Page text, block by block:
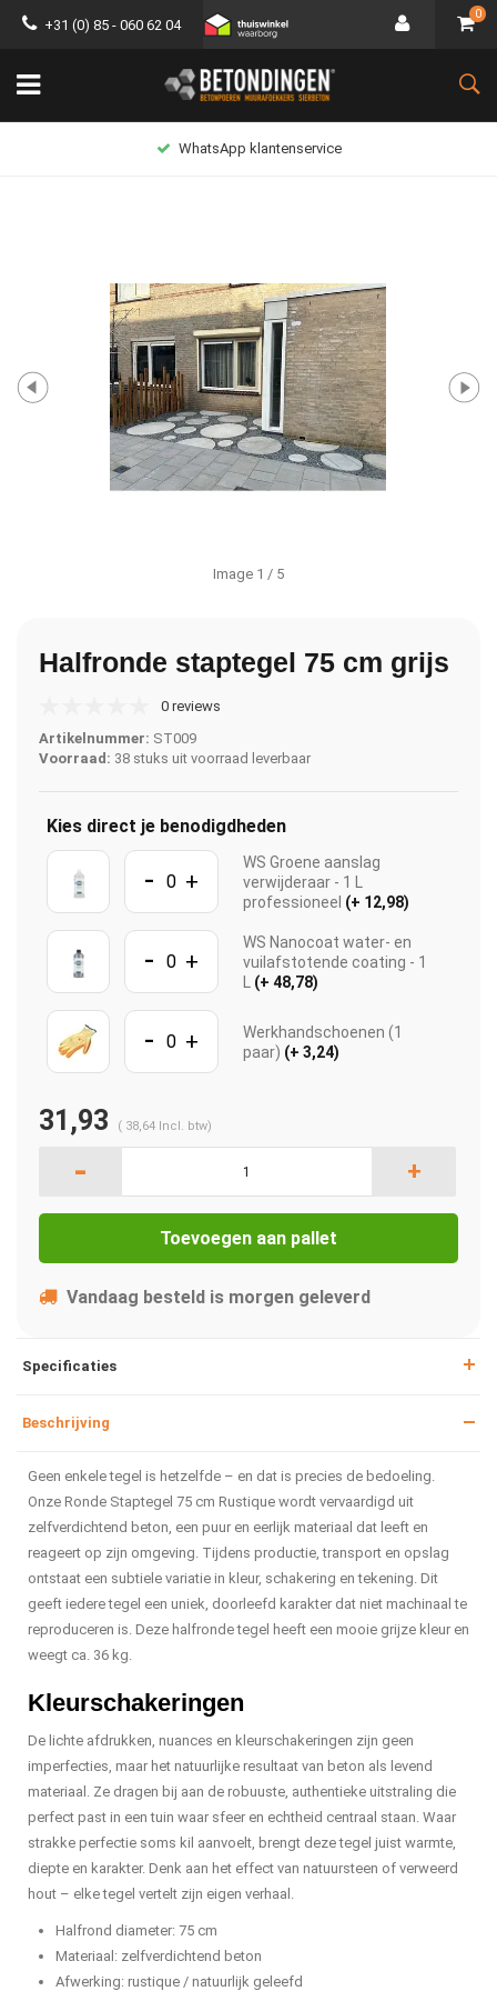
+31 (0) 85 - 060 62 04
0
WhatsApp klantenservice
Image 1 / 5
Halfronde staptegel 75 cm grijs
0 reviews
Artikelnummer: ST009
Voorraad: 38 stuks uit voorraad leverbaar
Kies direct je benodigdheden
- +
WS Groene aanslag
verwijderaar - 1 L
professioneel (+ 12,98)
- +
WS Nanocoat water- en
vuilafstotende coating - 1
(+ 48,78)
- +
Werkhandschoenen (1
paar) (+ 3,24)
31,93 ( 38,64 Incl. btw)
- +
Toevoegen aan pallet
Vandaag besteld is morgen geleverd
Specificaties
Beschrijving
Geen enkele tegel is hetzelfde – en dat is precies de bedoeling.
Onze Ronde Staptegel 75 cm Rustique wordt vervaardigd uit
zelfverdichtend beton, een puur en eerlijk materiaal dat leeft en
reageert op zijn omgeving. Tijdens productie, transport en opslag
ontstaat een subtiele variatie in kleur, schakering en tekening. Dit
geeft iedere tegel een uniek, doorleefd karakter dat niet machinaal te
reproduceren is. Deze halfronde tegel heeft een mooie grijze kleur en
weegt ca. 36 kg.
Kleurschakeringen
De lichte afdrukken, nuances en kleurschakeringen zijn geen
imperfecties, maar het natuurlijke resultaat van beton als levend
materiaal. Ze dragen bij aan de robuuste, authentieke uitstraling die
perfect past in een tuin waar sfeer en echtheid centraal staan. Waar
strakke perfectie soms kil aanvoelt, brengt deze tegel juist warmte,
diepte en karakter. Denk aan het effect van natuursteen of verweerd
hout – elke tegel vertelt zijn eigen verhaal.
Halfrond diameter: 75 cm
Materiaal: zelfverdichtend beton
Afwerking: rustique / natuurlijk geleefd